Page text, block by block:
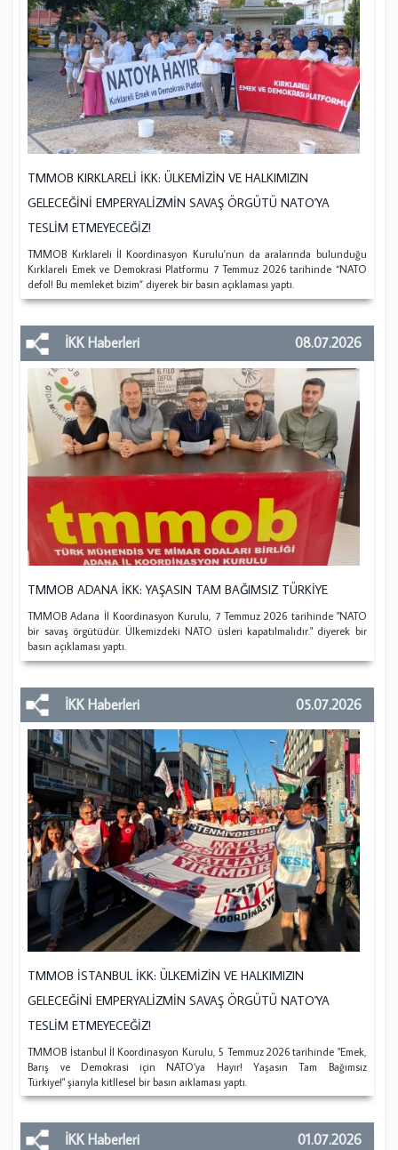
TMMOB KIRKLARELİ İKK: ÜLKEMİZİN VE HALKIMIZIN
GELECEĞİNİ EMPERYALİZMİN SAVAŞ ÖRGÜTÜ NATO'YA
TESLİM ETMEYECEĞİZ!
TMMOB Kırklareli İl Koordinasyon Kurulu'nun da aralarında bulunduğu
Kırklareli Emek ve Demokrasi Platformu 7 Temmuz 2026 tarihinde “NATO
defol! Bu memleket bizim” diyerek bir basın açıklaması yaptı.
İKK Haberleri 08.07.2026
TMMOB ADANA İKK: YAŞASIN TAM BAĞIMSIZ TÜRKİYE
TMMOB Adana İl Koordinasyon Kurulu, 7 Temmuz 2026 tarihinde "NATO
bir savaş örgütüdür. Ülkemizdeki NATO üsleri kapatılmalıdır." diyerek bir
basın açıklaması yaptı.
İKK Haberleri 05.07.2026
TMMOB İSTANBUL İKK: ÜLKEMİZİN VE HALKIMIZIN
GELECEĞİNİ EMPERYALİZMİN SAVAŞ ÖRGÜTÜ NATO'YA
TESLİM ETMEYECEĞİZ!
TMMOB İstanbul İl Koordinasyon Kurulu, 5 Temmuz 2026 tarihinde "Emek,
Barış ve Demokrasi için NATO’ya Hayır! Yaşasın Tam Bağımsız
Türkiye!" şiarıyla kitllesel bir basın aıklaması yaptı.
İKK Haberleri 01.07.2026